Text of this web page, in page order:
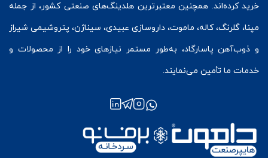
خرید کرده‌اند. همچنین معتبرترین هلدینگ‌های صنعتی کشور، از جمله
مپنا، گلرنگ، کاله، ماموت، داروسازی عبیدی، سیناژن، پتروشیمی شیراز
و ذوب‌آهن پاسارگاد، به‌طور مستمر نیازهای خود را از محصولات و
خدمات ما تأمین می‌نمایند.